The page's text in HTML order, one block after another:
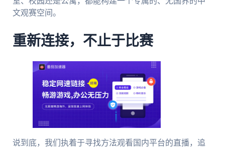
文观赛空间。
重新连接，不止于比赛
说到底，我们执着于寻找方法观看国内平台的直播，追